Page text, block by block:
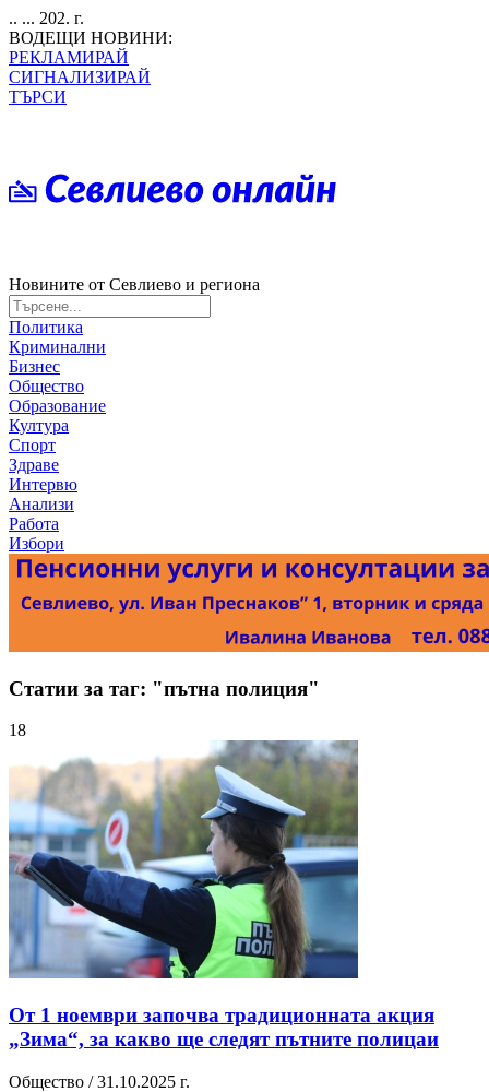
.. ... 202. г.
ВОДЕЩИ НОВИНИ:
РЕКЛАМИРАЙ
СИГНАЛИЗИРАЙ
ТЪРСИ
Новините от Севлиево и региона
Политика
Криминални
Бизнес
Общество
Образование
Култура
Спорт
Здраве
Интервю
Анализи
Работа
Избори
Статии за таг: "пътна полиция"
18
От 1 ноември започва традиционната акция
„Зима“, за какво ще следят пътните полицаи
Общество / 31.10.2025 г.